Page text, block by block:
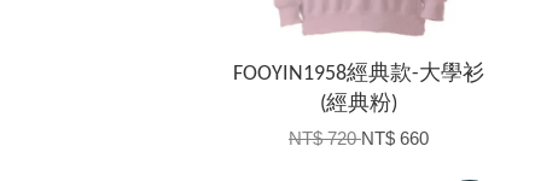
FOOYIN1958經典款-大學衫
(經典粉)
NT$ 720NT$ 660